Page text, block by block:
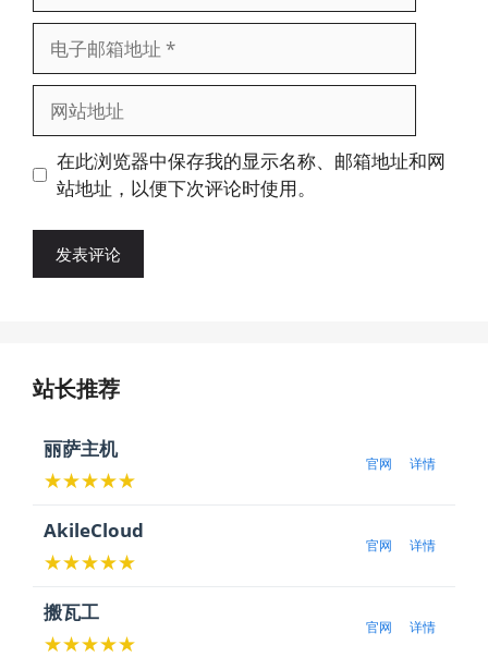
邮
地
址
址
在此浏览器中保存我的显示名称、邮箱地址和网
站地址，以便下次评论时使用。
站长推荐
丽萨主机
★★★★★
官网 详情
AkileCloud
★★★★★
官网 详情
搬瓦工
★★★★★
官网 详情